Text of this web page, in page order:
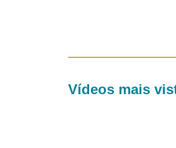
Vídeos mais